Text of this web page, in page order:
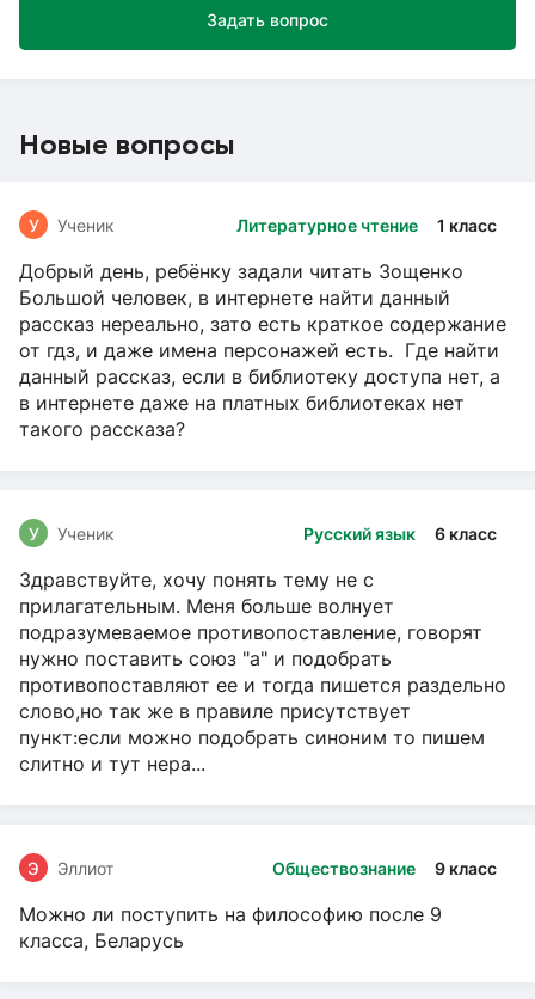
Задать вопрос
Новые вопросы
Литературное чтение 1 класс
У Ученик
Добрый день, ребёнку задали читать Зощенко
Большой человек, в интернете найти данный
рассказ нереально, зато есть краткое содержание
от гдз, и даже имена персонажей есть. Где найти
данный рассказ, если в библиотеку доступа нет, а
в интернете даже на платных библиотеках нет
такого рассказа?
Русский язык 6 класс
У Ученик
Здравствуйте, хочу понять тему не с
прилагательным. Меня больше волнует
подразумеваемое противопоставление, говорят
нужно поставить союз "а" и подобрать
противопоставляют ее и тогда пишется раздельно
слово,но так же в правиле присутствует
пункт:если можно подобрать синоним то пишем
слитно и тут нера...
Обществознание 9 класс
Э Эллиот
Можно ли поступить на философию после 9
класса, Беларусь